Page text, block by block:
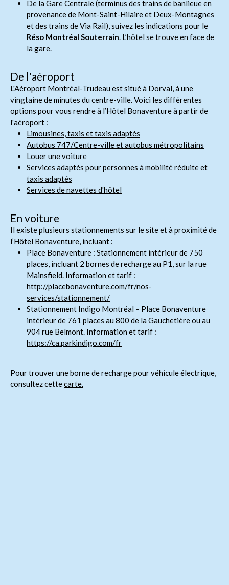
De la Gare Centrale (terminus des trains de banlieue en
provenance de Mont-Saint-Hilaire et Deux-Montagnes
et des trains de Via Rail), suivez les indications pour le
Réso Montréal Souterrain. L’hôtel se trouve en face de
la gare.
De l'aéroport
L'Aéroport Montréal-Trudeau est situé à Dorval, à une
vingtaine de minutes du centre-ville. Voici les différentes
options pour vous rendre à l’Hôtel Bonaventure à partir de
l'aéroport :
Limousines, taxis et taxis adaptés
Autobus 747/Centre-ville et autobus métropolitains
Louer une voiture
Services adaptés pour personnes à mobilité réduite et
taxis adaptés
Services de navettes d'hôtel
En voiture
Il existe plusieurs stationnements sur le site et à proximité de
l’Hôtel Bonaventure, incluant :
Place Bonaventure : Stationnement intérieur de 750
places, incluant 2 bornes de recharge au P1, sur la rue
Mainsfield. Information et tarif :
http://placebonaventure.com/fr/nos-
services/stationnement/
Stationnement Indigo Montréal – Place Bonaventure
intérieur de 761 places au 800 de la Gauchetière ou au
904 rue Belmont. Information et tarif :
https://ca.parkindigo.com/fr
Pour trouver une borne de recharge pour véhicule électrique,
consultez cettecarte.